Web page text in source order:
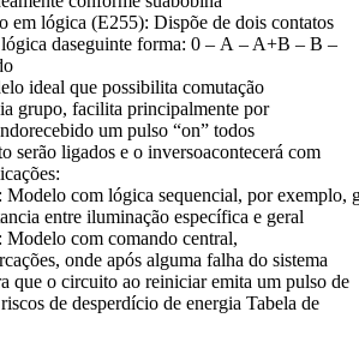
em lógica (E255): Dispõe de dois contatos
lógica daseguinte forma: 0 – A – A+B – B –
ideal que possibilita comutação
grupo, facilita principalmente por
um pulso “on” todos
serão ligados e o inversoacontecerá com
com lógica sequencial, por exemplo,
entre iluminação específica e geral
Modelo com comando central,
onde após alguma falha do sistema
que o circuito ao reiniciar emita um pulso de
de desperdício de energia Tabela de